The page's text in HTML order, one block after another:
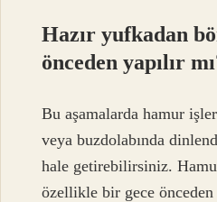
Hazır yufkadan
önceden yapılır
Bu aşamalarda hamur
veya buzdolabında
hale getirebilirsiniz.
özellikle bir gece önceden